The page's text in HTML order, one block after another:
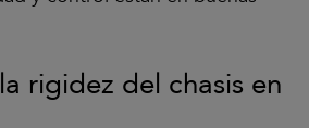
rigidez del chasis en